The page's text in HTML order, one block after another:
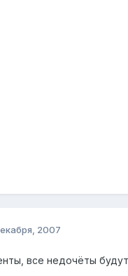
2007
все недочёты